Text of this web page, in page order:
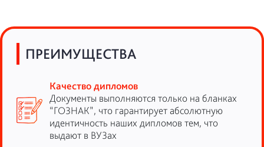
ПРЕИМУЩЕСТВА
Качество дипломов
Документы выполняются только на бланках
“ГОЗНАК”, что гарантирует абсолютную
идентичность наших дипломов тем, что
выдают в ВУЗах